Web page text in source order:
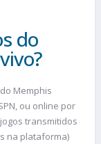
do
Memphis
ou online por
transmitidos
na plataforma)